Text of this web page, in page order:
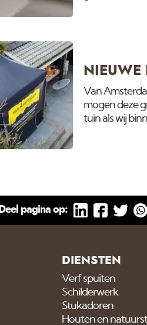
aftekening
NIEUWE
Van
mogen deze
tuin als wij
Deel pagina op:
DIENSTEN
Verf spuiten
Schilderwerk
Stukadoren
Houten en